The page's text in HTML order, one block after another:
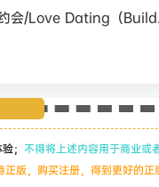
会/Love Dating（
； 不得将上述内容用于商业或
正版，购买注册，得到更好的正